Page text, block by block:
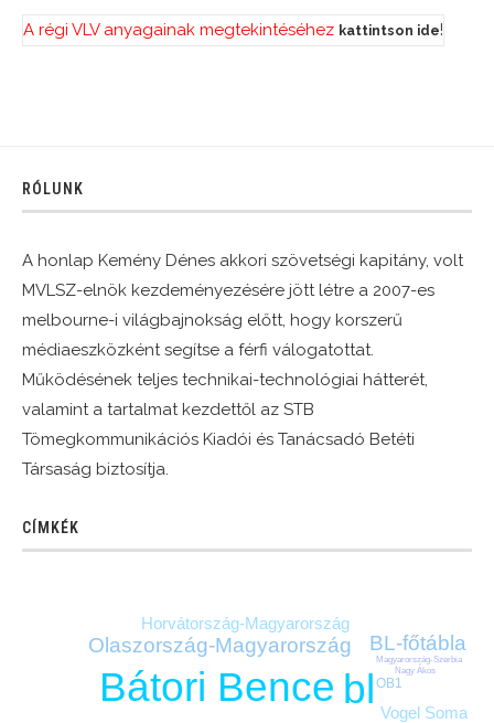
A régi VLV anyagainak megtekintéséhez kattintson ide!
RÓLUNK
A honlap Kemény Dénes akkori szövetségi kapitány, volt
MVLSZ-elnök kezdeményezésére jött létre a 2007-es
melbourne-i világbajnokság előtt, hogy korszerű
médiaeszközként segítse a férfi válogatottat.
Működésének teljes technikai-technológiai hátterét,
valamint a tartalmat kezdettől az STB
Tömegkommunikációs Kiadói és Tanácsadó Betéti
Társaság biztosítja.
CÍMKÉK
bl
Bátori Bence
BL-főtábla
Olaszország-Magyarország
Horvátország-Magyarország
Vogel Soma
OB1
Magyarország-Szerbia
Nagy Ákos